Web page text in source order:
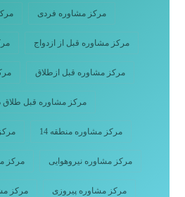
مرکز مشاوره فردی
مرکز مشاوره قبل از ازدواج
مرکز مشاوره قبل ازطلاق
مرکز مشاوره قبل طلاق
مرکز مشاوره منطقه 14
مرکز مشاوره نیروهوایی مرکز
مرکز مشاوره پیروزی مرکز